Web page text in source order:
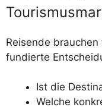
Reisende brauchen
fundierte
Ist die
Welche